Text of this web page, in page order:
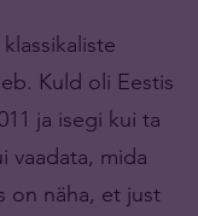
Kuld oli Eestis
ja isegi kui ta
vaadata, mida
on näha, et just